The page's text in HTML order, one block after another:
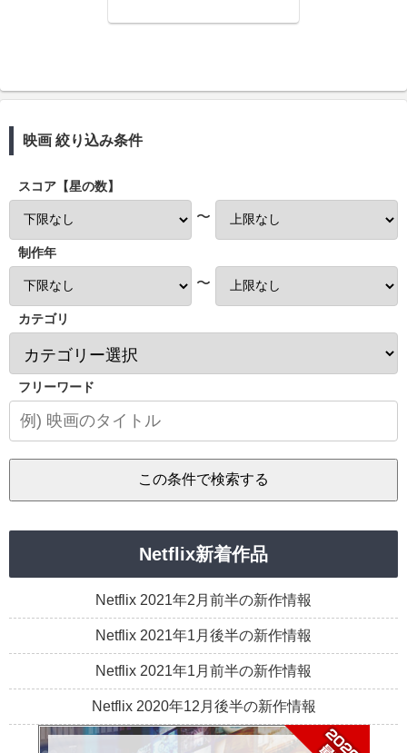
映画 絞り込み条件
スコア【星の数】
〜
制作年
〜
カテゴリ
フリーワード
Netflix新着作品
Netflix 2021年2月前半の新作情報
Netflix 2021年1月後半の新作情報
Netflix 2021年1月前半の新作情報
Netflix 2020年12月後半の新作情報